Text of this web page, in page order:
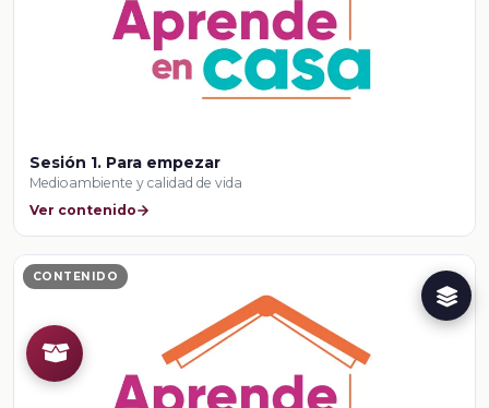
Sesión 1. Para empezar
Medioambiente y calidad de vida
Ver contenido
CONTENIDO